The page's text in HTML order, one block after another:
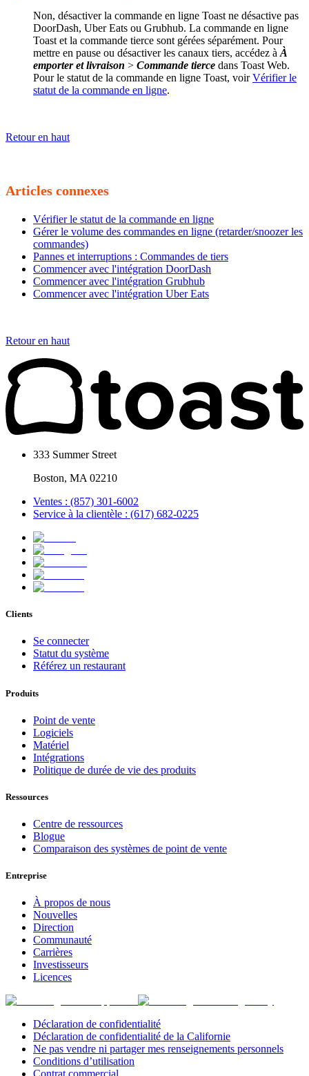
Non, désactiver la commande en ligne Toast ne désactive pas
DoorDash, Uber Eats ou Grubhub. La commande en ligne
Toast et la commande tierce sont gérées séparément. Pour
mettre en pause ou désactiver les canaux tiers, accédez à À
emporter et livraison > Commande tierce dans Toast Web.
Pour le statut de la commande en ligne Toast, voirVérifier le
statut de la commande en ligne.
Retour en haut
Articles connexes
Vérifier le statut de la commande en ligne
Gérer le volume des commandes en ligne (retarder/snoozer les
commandes)
Pannes et interruptions : Commandes de tiers
Commencer avec l'intégration DoorDash
Commencer avec l'intégration Grubhub
Commencer avec l'intégration Uber Eats
Retour en haut
333 Summer Street
Boston, MA 02210
Ventes : (857) 301-6002
Service à la clientèle : (617) 682-0225
Clients
Se connecter
Statut du système
Référez un restaurant
Produits
Point de vente
Logiciels
Matériel
Intégrations
Politique de durée de vie des produits
Ressources
Centre de ressources
Blogue
Comparaison des systèmes de point de vente
Entreprise
À propos de nous
Nouvelles
Direction
Communauté
Carrières
Investisseurs
Licences
Déclaration de confidentialité
Déclaration de confidentialité de la Californie
Ne pas vendre ni partager mes renseignements personnels
Conditions d’utilisation